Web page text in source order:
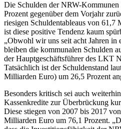
Die Schulden der NRW-
Prozent gegenüber dem Vorjahr
riesigen Schuldentableaus von
ist diese positive Tendenz kaum
„Obwohl wir uns seit acht Jahren
bleiben die kommunalen Schulden
der Hauptgeschäftsführer des LKT
Tatsächlich ist der Schuldenstand
Milliarden Euro) um 26,5 Prozent
Besonders kritisch sei auch
Kassenkredite zur Überbrückung
Diese stiegen von 2007 bis 2017
Milliarden Euro um 76,1 Prozent.